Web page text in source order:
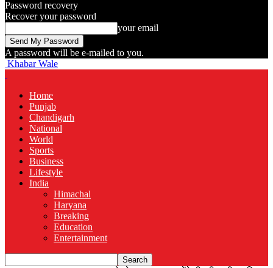
Password recovery
Recover your password
your email
A password will be e-mailed to you.
Khabar Wale
Home
Punjab
Chandigarh
National
World
Sports
Business
Lifestyle
India
Himachal
Haryana
Breaking
Education
Entertainment